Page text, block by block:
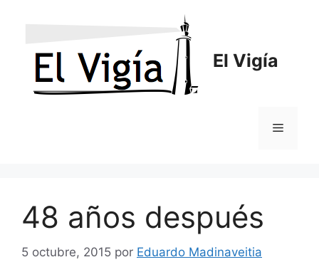
El Vigía
Menú
48 años después
5 octubre, 2015 por Eduardo Madinaveitia